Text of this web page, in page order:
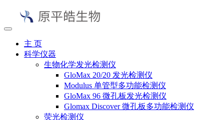
主 页
科学仪器
生物化学发光检测仪
GloMax 20/20 发光检测仪
Modulus 单管型多功能检测仪
GloMax 96 微孔板发光检测仪
Glomax Discover 微孔板多功能检测仪
荧光检测仪